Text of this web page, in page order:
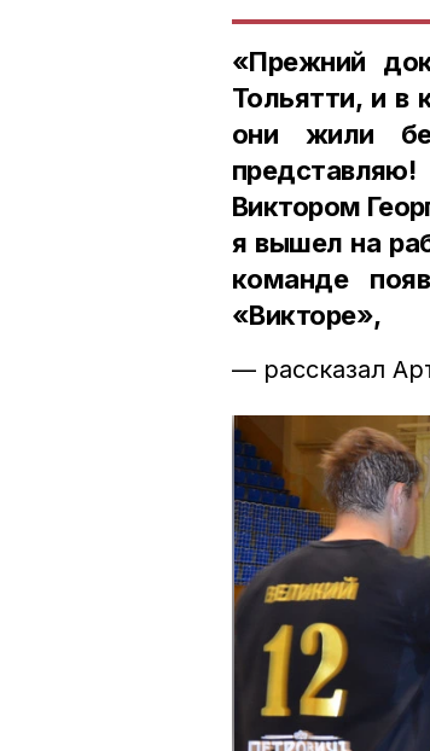
«Прежний
Тольятти, и в
они жили
Виктором
я вышел на
команде
«Викторе»,
— рассказал